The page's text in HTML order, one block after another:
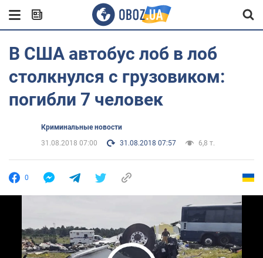
В США автобус лоб в лоб
столкнулся с грузовиком:
погибли 7 человек
Криминальные новости
31.08.2018 07:00
31.08.2018 07:57 6,8 т.
0